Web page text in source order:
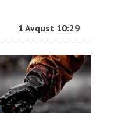
1 Avqust 10:29